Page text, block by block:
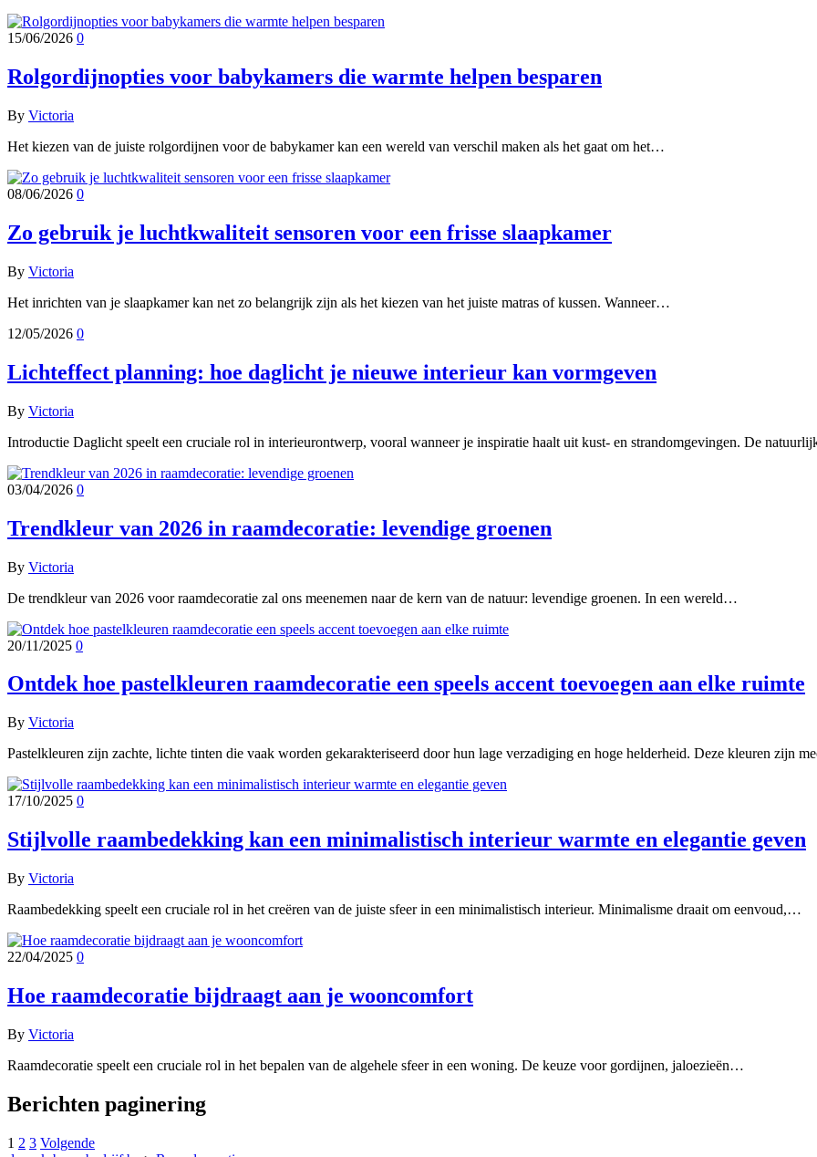
15/06/2026 0
Rolgordijnopties voor babykamers die warmte helpen besparen
By Victoria
Het kiezen van de juiste rolgordijnen voor de babykamer kan een wereld van verschil maken als het gaat om het…
08/06/2026 0
Zo gebruik je luchtkwaliteit sensoren voor een frisse slaapkamer
By Victoria
Het inrichten van je slaapkamer kan net zo belangrijk zijn als het kiezen van het juiste matras of kussen. Wanneer…
12/05/2026 0
Lichteffect planning: hoe daglicht je nieuwe interieur kan vormgeven
By Victoria
Introductie Daglicht speelt een cruciale rol in interieurontwerp, vooral wanneer je inspiratie haalt uit kust- en strandomgevingen. De
03/04/2026 0
Trendkleur van 2026 in raamdecoratie: levendige groenen
By Victoria
De trendkleur van 2026 voor raamdecoratie zal ons meenemen naar de kern van de natuur: levendige groenen. In een wereld…
20/11/2025 0
Ontdek hoe pastelkleuren raamdecoratie een speels accent toevoegen aan elke ruimte
By Victoria
Pastelkleuren zijn zachte, lichte tinten die vaak worden gekarakteriseerd door hun lage verzadiging en hoge helderheid. Deze kleuren zijn
17/10/2025 0
Stijlvolle raambedekking kan een minimalistisch interieur warmte en elegantie geven
By Victoria
Raambedekking speelt een cruciale rol in het creëren van de juiste sfeer in een minimalistisch interieur. Minimalisme draait om eenvoud,…
22/04/2025 0
Hoe raamdecoratie bijdraagt aan je wooncomfort
By Victoria
Raamdecoratie speelt een cruciale rol in het bepalen van de algehele sfeer in een woning. De keuze voor gordijnen, jaloezieën…
Berichten paginering
1 2 3 Volgende